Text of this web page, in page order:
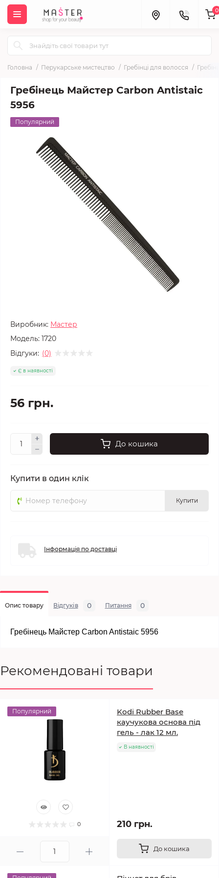
0
Головна Перукарське мистецтво Гребінці для волосся
Гребінець Майстер Carbon Antistaic
5956
Популярний
Виробник: Мастер
Модель: 1720
Відгуки: (0)
Є в наявності
56 грн.
До кошика
Купити в один клік
Купити
Інформація по доставці
Опис товару Відгуків 0 Питання 0
Гребінець Майстер Carbon Antistaic 5956
Рекомендовані товари
Популярний
0
Kodi Rubber Base
каучукова основа під
гель - лак 12 мл.
В наявності
210 грн.
До кошика